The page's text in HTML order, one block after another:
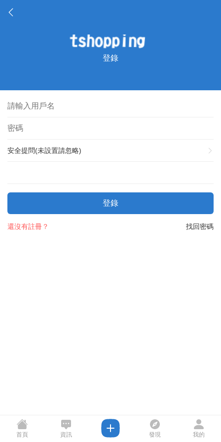
登錄
安全提問(未設置請忽略)
登錄
找回密碼
還沒有註冊？
首頁 資訊 發現 我的